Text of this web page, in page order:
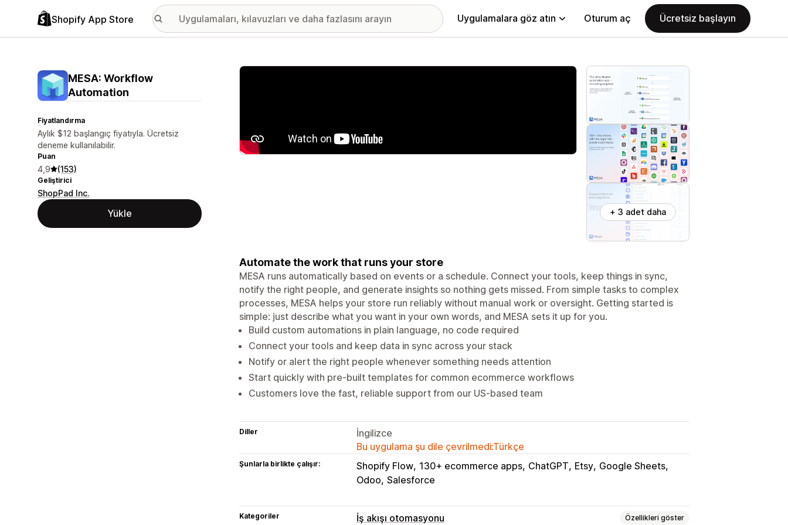
Shopify App Store Uygulamalara göz atın Oturum aç Ücretsiz başlayın
MESA: Workflow
Automation
Fiyatlandırma
Aylık $12 başlangıç fiyatıyla. Ücretsiz
deneme kullanılabilir.
Puan
4,9 (153)
Geliştirici
ShopPad Inc.
Yükle
Öne çıkan görsel galerisi
+ 3 adet daha
Automate the work that runs your store
MESA runs automatically based on events or a schedule. Connect your tools, keep things in sync,
notify the right people, and generate insights so nothing gets missed. From simple tasks to complex
processes, MESA helps your store run reliably without manual work or oversight. Getting started is
simple: just describe what you want in your own words, and MESA sets it up for you.
Build custom automations in plain language, no code required
Connect your tools and keep data in sync across your stack
Notify or alert the right people whenever something needs attention
Start quickly with pre-built templates for common ecommerce workflows
Customers love the fast, reliable support from our US-based team
Diller
İngilizce
Bu uygulama şu dile çevrilmedi:Türkçe
Şunlarla birlikte çalışır: Shopify Flow 130+ ecommerce apps ChatGPT Etsy Google Sheets
Odoo Salesforce
Kategoriler İş akışı otomasyonu Özellikleri göster